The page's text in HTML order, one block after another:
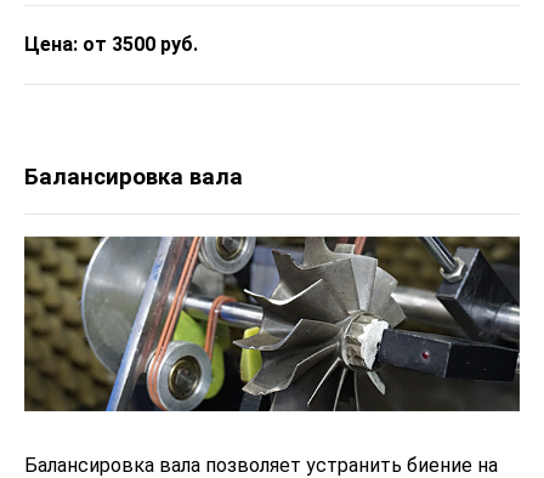
Цена: от 3500 руб.
Балансировка вала
Балансировка вала позволяет устранить биение на